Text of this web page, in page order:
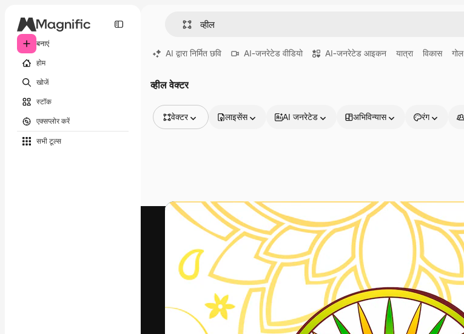
बनाएं
होम
खोजें
स्टॉक
एक्सप्लोर करें
सभी टूल्‍स
AI द्वारा निर्मित छवि AI-जनरेटेड वीडियो AI-जनरेटेड आइकन यात्रा विकास गोल
व्हील वेक्टर
वेक्टर
वीडियो
मोशन ग्राफ़िक्स
3D मॉडल
लाइसेंस AI जनरेटेड अभिविन्यास रंग
अपने बेहतरीन काम को बनाने के लिए क्रिएटिव प्लेटफॉर्म।
क्रिएटिव, एंटरप्राइजेज, एजेंसियों और स्टूडियो में 1
मिलियन से ज़्यादा सब्सक्राइबर।
हिन्दी
प्रोडक्ट्स
Spaces
AI सहायक
एआई इमेज जेनरेटर
AI वीडियो जनरेटर